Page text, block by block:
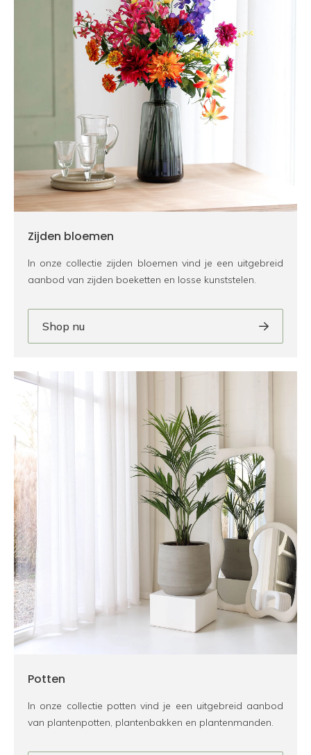
Zijden bloemen
In onze collectie zijden bloemen vind je een uitgebreid
aanbod van zijden boeketten en losse kunststelen.
Shop nu
Potten
In onze collectie potten vind je een uitgebreid aanbod
van plantenpotten, plantenbakken en plantenmanden.